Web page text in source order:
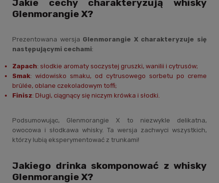
Jakie cechy charakteryzują whisky
Glenmorangie X?
Prezentowana wersja Glenmorangie X charakteryzuje się
następującymi cechami:
Zapach: słodkie aromaty soczystej gruszki, wanilii i cytrusów;
Smak: widowisko smaku, od cytrusowego sorbetu po creme
brûlée, oblane czekoladowym toffi;
Finisz: Długi, ciągnący się niczym krówka i słodki.
Podsumowując, Glenmorangie X to niezwykle delikatna,
owocowa i słodkawa whisky. Ta wersja zachwyci wszystkich,
którzy lubią eksperymentować z trunkami!
Jakiego drinka skomponować z whisky
Glenmorangie X?